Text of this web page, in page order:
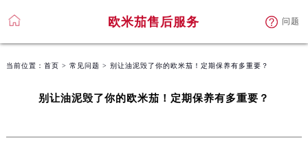
欧米茄售后服务 问题
当前位置： 首页 > 常见问题 > 别让油泥毁了你的欧米茄！定期保养有多重要？
别让油泥毁了你的欧米茄！定期保养有多重要？